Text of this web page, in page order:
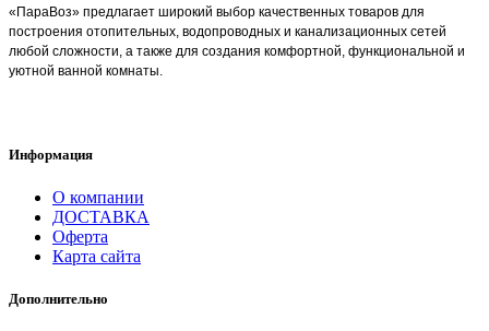
«ПараВоз» предлагает широкий выбор качественных товаров для
построения отопительных, водопроводных и канализационных сетей
любой сложности, а также для создания комфортной, функциональной и
уютной ванной комнаты.
Информация
О компании
ДОСТАВКА
Оферта
Карта сайта
Дополнительно